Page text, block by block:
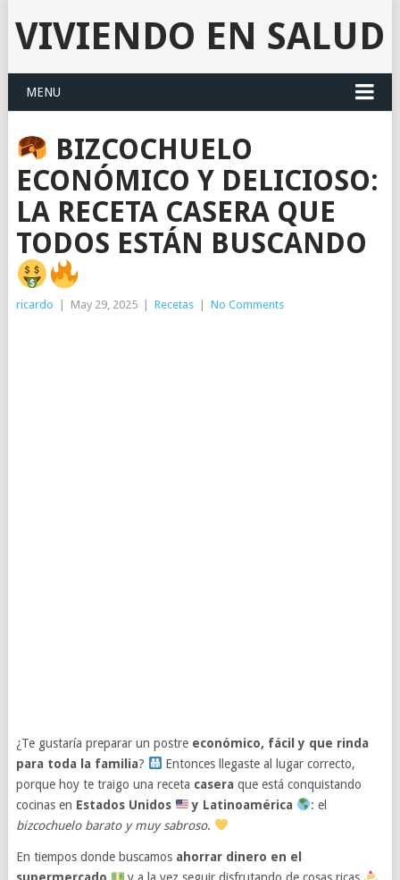
VIVIENDO EN SALUD
MENU
BIZCOCHUELO
ECONÓMICO Y DELICIOSO:
LA RECETA CASERA QUE
TODOS ESTÁN BUSCANDO
ricardo | May 29, 2025 | Recetas | No Comments
¿Te gustaría preparar un postre económico, fácil y que rinda
para toda la familia?
Entonces llegaste al lugar correcto,
porque hoy te traigo una receta casera que está conquistando
cocinas en Estados Unidos y Latinoamérica
: el
bizcochuelo barato y muy sabroso.
En tiempos donde buscamos ahorrar dinero en el
supermercado
y a la vez seguir disfrutando de cosas ricas
,